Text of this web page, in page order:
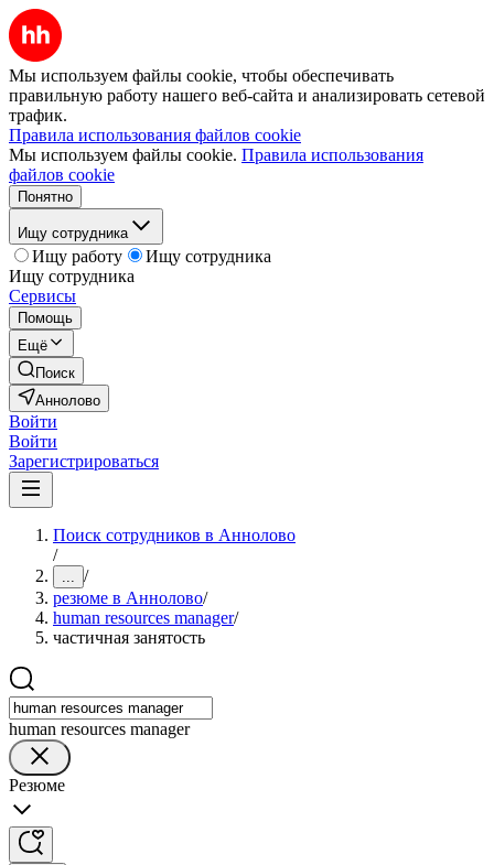
Мы используем файлы cookie, чтобы обеспечивать
правильную работу нашего веб-сайта и анализировать сетевой
трафик.
Правила использования файлов cookie
Мы используем файлы cookie. Правила использования
файлов cookie
Понятно
Ищу сотрудника
Ищу работу
Ищу сотрудника
Ищу сотрудника
Сервисы
Помощь
Ещё
Поиск
Аннолово
Войти
Войти
Зарегистрироваться
Поиск сотрудников в Аннолово
/
... /
резюме в Аннолово/
human resources manager/
частичная занятость
human resources manager
Резюме